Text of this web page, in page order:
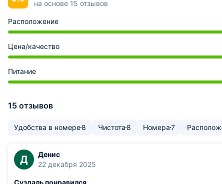
на основе 15 отзывов
Расположение
Цена/качество
Питание
15 отзывов
Удобства в номере8 Чистота 8 Номера7
Д
Денис
22 декабря 2025
Суздаль понравился